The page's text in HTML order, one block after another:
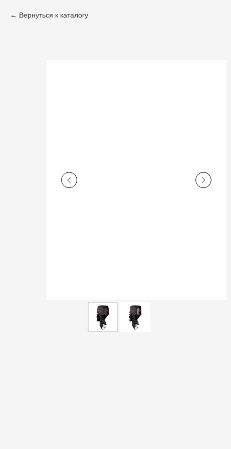
Вернуться к каталогу